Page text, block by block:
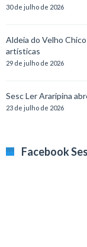
30 de julho de 2026
Aldeia do Velho
artísticas
29 de julho de 2026
Sesc Ler Araripina
23 de julho de 2026
Facebook